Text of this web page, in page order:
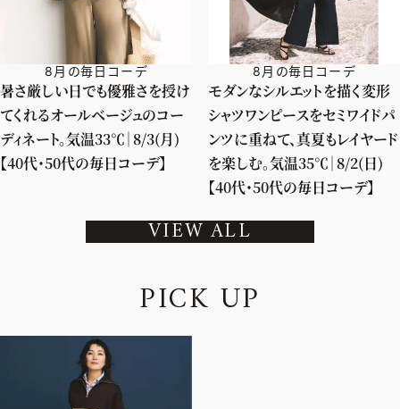
8月の毎日コーデ
暑さ厳しい日でも優雅さを授け
てくれるオールベージュのコー
ディネート。気温33℃｜8/3(月)
【40代・50代の毎日コーデ】
8月の毎日コーデ
モダンなシルエットを描く変形
シャツワンピースをセミワイドパ
ンツに重ねて、真夏もレイヤード
を楽しむ。気温35℃｜8/2(日)
【40代・50代の毎日コーデ】
VIEW ALL
PICK UP